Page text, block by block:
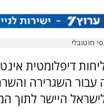
חוטובלי
דיפלומטית
עבור השגרירה
היישר לתוך